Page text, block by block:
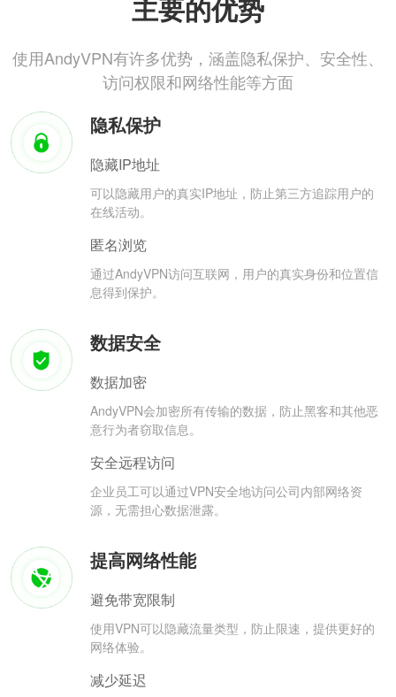
主要的优势
使用AndyVPN有许多优势，涵盖隐私保护、安全性、
访问权限和网络性能等方面
隐私保护
隐藏IP地址
可以隐藏用户的真实IP地址，防止第三方追踪用户的
在线活动。
匿名浏览
通过AndyVPN访问互联网，用户的真实身份和位置信
息得到保护。
数据安全
数据加密
AndyVPN会加密所有传输的数据，防止黑客和其他恶
意行为者窃取信息。
安全远程访问
企业员工可以通过VPN安全地访问公司内部网络资
源，无需担心数据泄露。
提高网络性能
避免带宽限制
使用VPN可以隐藏流量类型，防止限速，提供更好的
网络体验。
减少延迟